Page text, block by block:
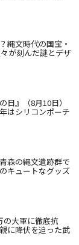
縄文時代の国宝・
が刻んだ謎とデザ
日』（8月10日）
はシリコンポーチ
森の縄文遺跡群で
キュートなグッズ
の大軍に徹底抗
に降伏を迫った武